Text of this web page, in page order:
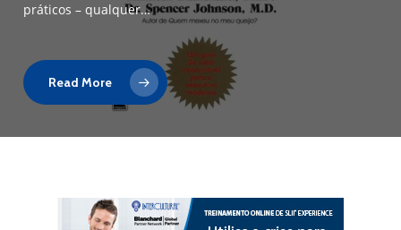
práticos – qualquer…
Read More